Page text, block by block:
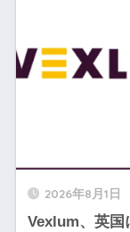
2026年8月1日
Vexlum、英国